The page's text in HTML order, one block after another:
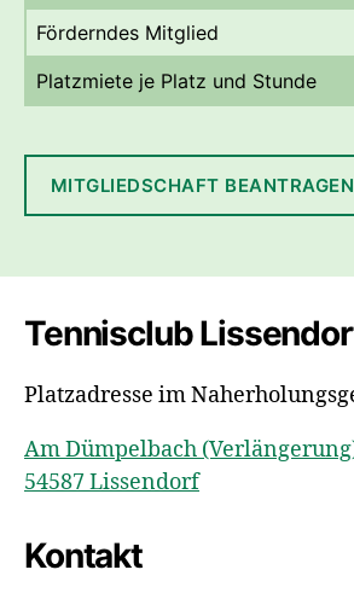
Förderndes Mitglied
Platzmiete je Platz und Stunde
MITGLIEDSCHAFT BEANTRAGEN
Tennisclub
Platzadresse im
Am Dümpelbach
54587 Lissendorf
Kontakt